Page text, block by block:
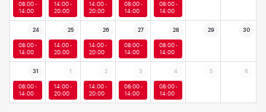
08:00 -
14:00
14:00 -
20:00
14:00 -
20:00
08:00 -
14:00
08:00 -
14:00
24 25 26 27 28 29 30
08:00 -
14:00
14:00 -
20:00
14:00 -
20:00
08:00 -
14:00
08:00 -
14:00
31 1 2 3 4 5 6
08:00 -
14:00
14:00 -
20:00
14:00 -
20:00
08:00 -
14:00
08:00 -
14:00